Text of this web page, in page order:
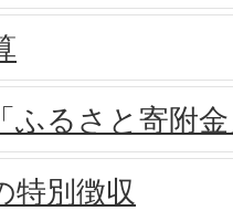
ふるさと寄附
特別徴収